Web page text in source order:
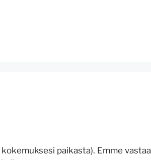
paikasta). Emme vastaa